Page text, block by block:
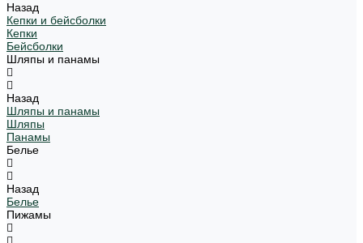
Назад
Кепки и бейсболки
Кепки
Бейсболки
Шляпы и панамы
Назад
Шляпы и панамы
Шляпы
Панамы
Белье
Назад
Белье
Пижамы